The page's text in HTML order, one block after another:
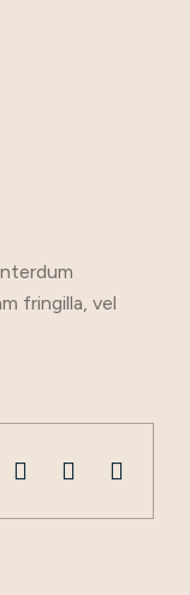
fringilla, vel